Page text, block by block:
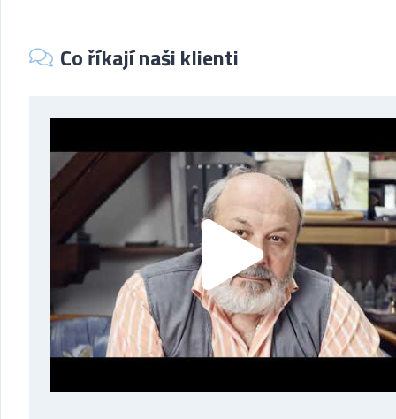
Co říkají naši klienti